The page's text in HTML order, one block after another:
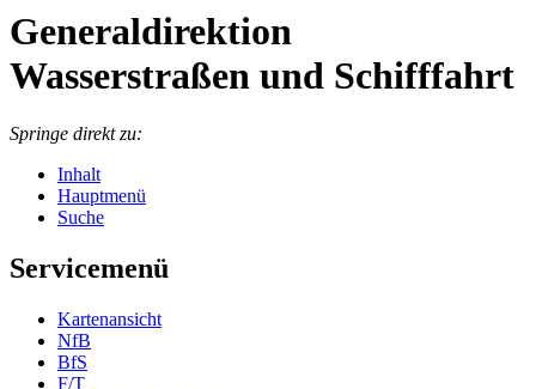
Generaldirektion
Wasserstraßen und Schifffahrt
Springe direkt zu:
Inhalt
Hauptmenü
Suche
Servicemenü
Kar­ten­an­sicht
NfB
BfS
F/T